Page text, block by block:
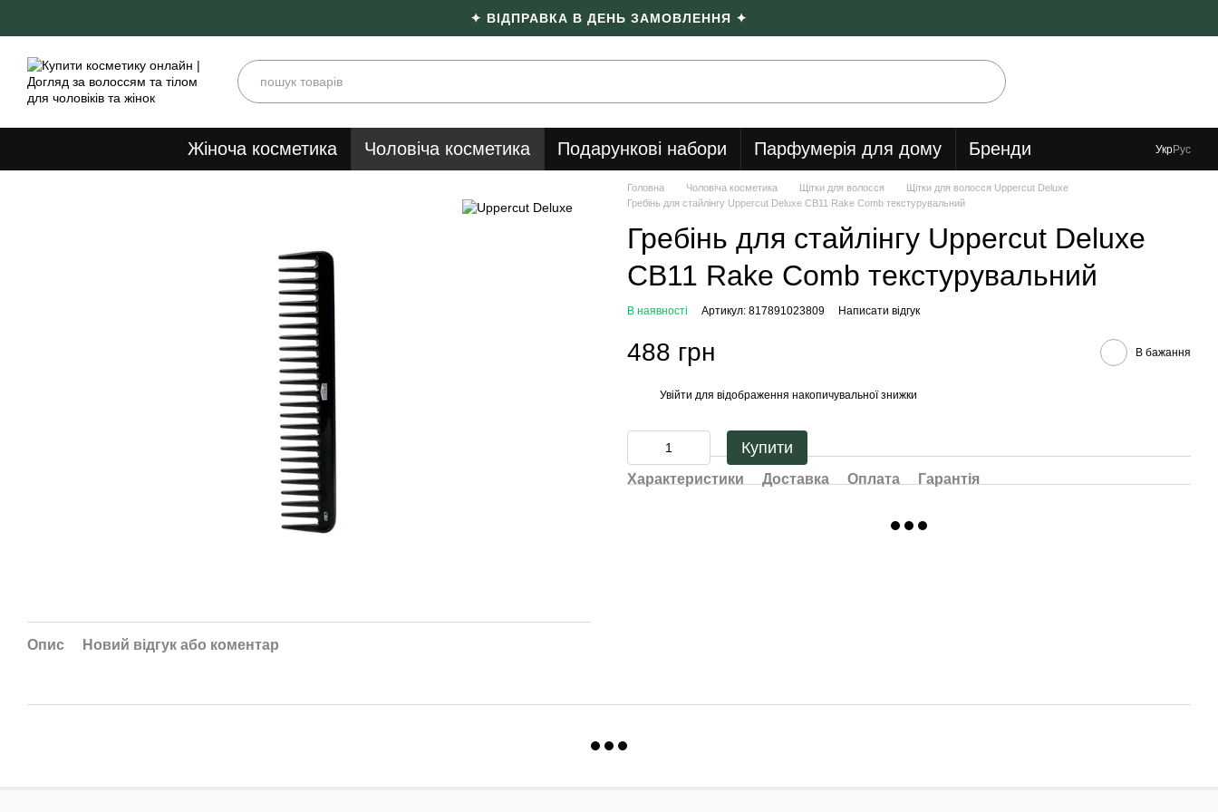
✦ ВІДПРАВКА В ДЕНЬ ЗАМОВЛЕННЯ ✦
Жіноча косметика Чоловіча косметика Подарункові набори Парфумерія для дому Бренди УкрРус
Опис Новий відгук або коментар
Головна Чоловіча косметика Щітки для волосся
Щітки для волосся Uppercut Deluxe
Гребінь для стайлінгу Uppercut Deluxe CB11 Rake Comb текстурувальний
Гребінь для стайлінгу Uppercut Deluxe
CB11 Rake Comb текстурувальний
В наявності Артикул: 817891023809 Написати відгук
488 грн В бажання
Увійти для відображення накопичувальної знижки
Купити
Характеристики Доставка Оплата Гарантія